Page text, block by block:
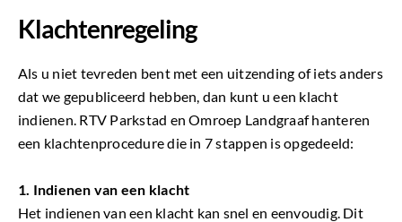
Klachtenregeling
Als u niet tevreden bent met een uitzending of iets anders
dat we gepubliceerd hebben, dan kunt u een klacht
indienen. RTV Parkstad en Omroep Landgraaf hanteren
een klachtenprocedure die in 7 stappen is opgedeeld:
1. Indienen van een klacht
Het indienen van een klacht kan snel en eenvoudig. Dit